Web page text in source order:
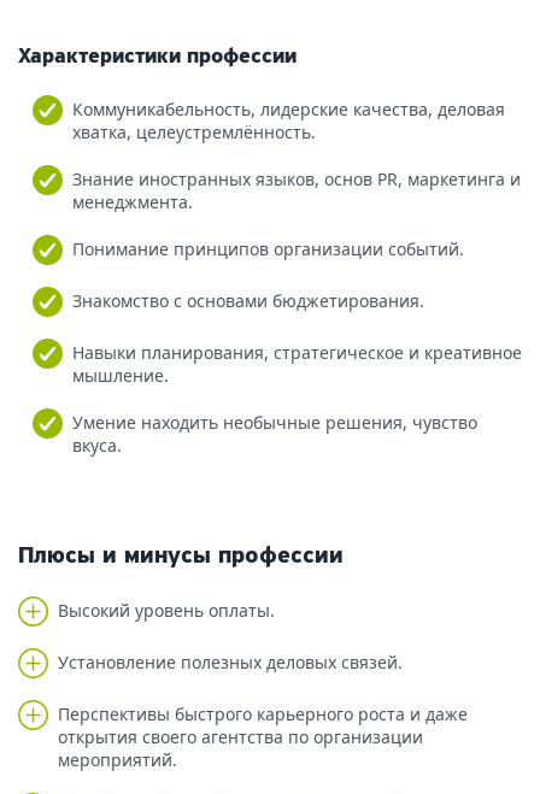
Характеристики профессии
Коммуникабельность, лидерские качества, деловая
хватка, целеустремлённость.
Знание иностранных языков, основ PR, маркетинга и
менеджмента.
Понимание принципов организации событий.
Знакомство с основами бюджетирования.
Навыки планирования, стратегическое и креативное
мышление.
Умение находить необычные решения, чувство
вкуса.
Плюсы и минусы профессии
Высокий уровень оплаты.
Установление полезных деловых связей.
Перспективы быстрого карьерного роста и даже
открытия своего агентства по организации
мероприятий.